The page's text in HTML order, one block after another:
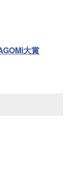
大賞